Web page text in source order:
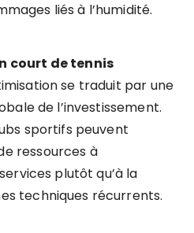
liés à l’humidité.
court de tennis
se traduit par une
de l’investissement.
sportifs peuvent
ressources à
plutôt qu’à la
techniques récurrents.